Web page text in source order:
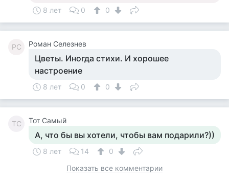
8 лет 0 0
РС Роман Селезнев
Цветы. Иногда стихи. И хорошее
настроение
8 лет 0 0
ТС Тот Самый
А, что бы вы хотели, чтобы вам подарили?))
8 лет 14
0
Показать все комментарии